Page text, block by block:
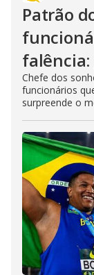
Patrão
Chefe dos
funcionários
surpreende o